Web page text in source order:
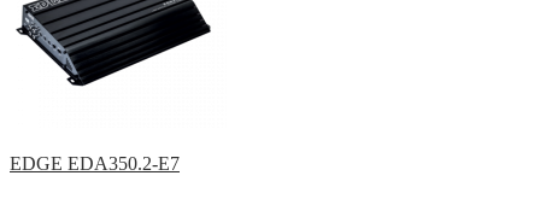
EDGE EDA350.2-E7